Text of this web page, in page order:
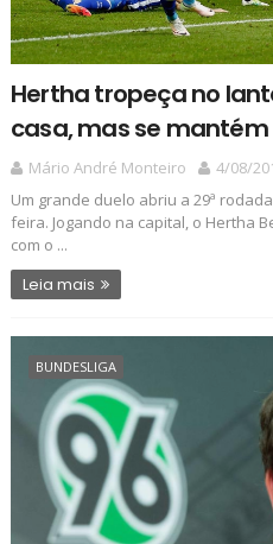
Hertha tropeça no
casa, mas se mantém
Mário André Monteiro
4/08/
Um grande duelo abriu a 29ª
feira. Jogando na capital, o Hertha
com o ...
Leia mais
BUNDESLIGA